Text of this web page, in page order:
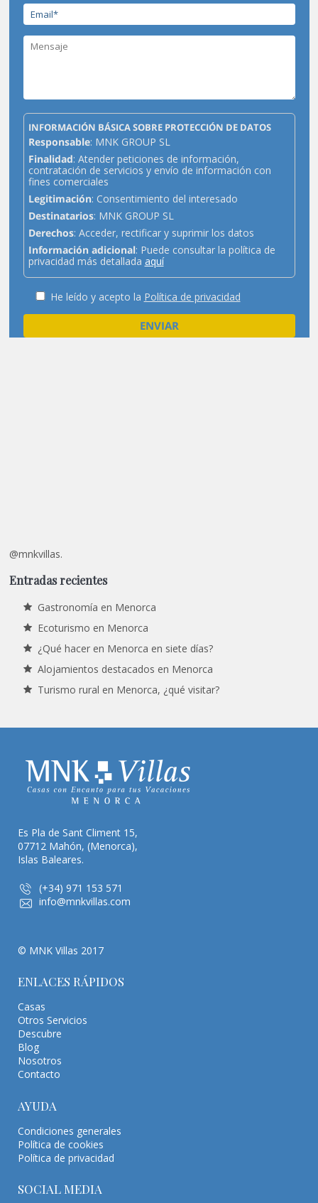
INFORMACIÓN BÁSICA SOBRE PROTECCIÓN DE DATOS
Responsable: MNK GROUP SL
Finalidad: Atender peticiones de información,
contratación de servicios y envío de información con
fines comerciales
Legitimación: Consentimiento del interesado
Destinatarios: MNK GROUP SL
Derechos: Acceder, rectificar y suprimir los datos
Información adicional: Puede consultar la política de
privacidad más detallada aquí
He leído y acepto la Política de privacidad
@mnkvillas.
Entradas recientes
Gastronomía en Menorca
Ecoturismo en Menorca
¿Qué hacer en Menorca en siete días?
Alojamientos destacados en Menorca
Turismo rural en Menorca, ¿qué visitar?
Es Pla de Sant Climent 15,
07712 Mahón, (Menorca),
Islas Baleares.
(+34) 971 153 571
info@mnkvillas.com
© MNK Villas 2017
ENLACES RÁPIDOS
Casas
Otros Servicios
Descubre
Blog
Nosotros
Contacto
AYUDA
Condiciones generales
Política de cookies
Política de privacidad
SOCIAL MEDIA